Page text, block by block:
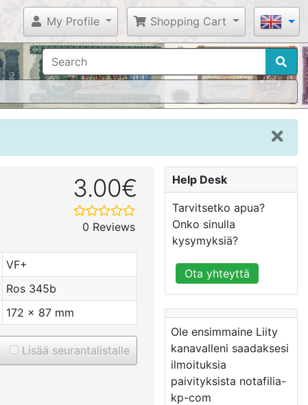
My Profile Shopping Cart
3.00€
0 Reviews
VF+
Ros 345b
172 x 87 mm
Lisää seurantalistalle
Help Desk
Tarvitsetko apua?
Onko sinulla
kysymyksiä?
Ota yhteyttä
Ole ensimmaine Liity
kanavalleni saadaksesi
ilmoituksia
paivityksista notafilia-
kp-com